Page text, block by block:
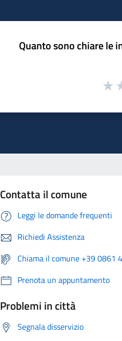
Quanto sono chiare le
Contatta il comune
Leggi le domande frequenti
Richiedi Assistenza
Chiama il comune +39 0861
Prenota un appuntamento
Problemi in città
Segnala disservizio